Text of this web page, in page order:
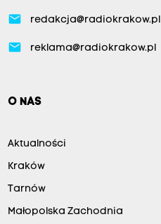
email redakcja@radiokrakow.pl
email reklama@radiokrakow.pl
O NAS
Aktualności
Kraków
Tarnów
Małopolska Zachodnia